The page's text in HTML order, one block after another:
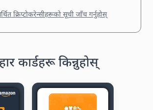
क्रिप्टोकरेन्सीहरूको सूची जाँच गर्नुहोस्
कार्डहरू किन्नुहोस्